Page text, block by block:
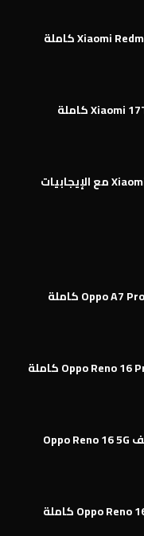
مواصفات هاتف Xiaomi 17T مع الإيجابيات
مواصفات وميزات هاتف Oppo Reno 16 5G